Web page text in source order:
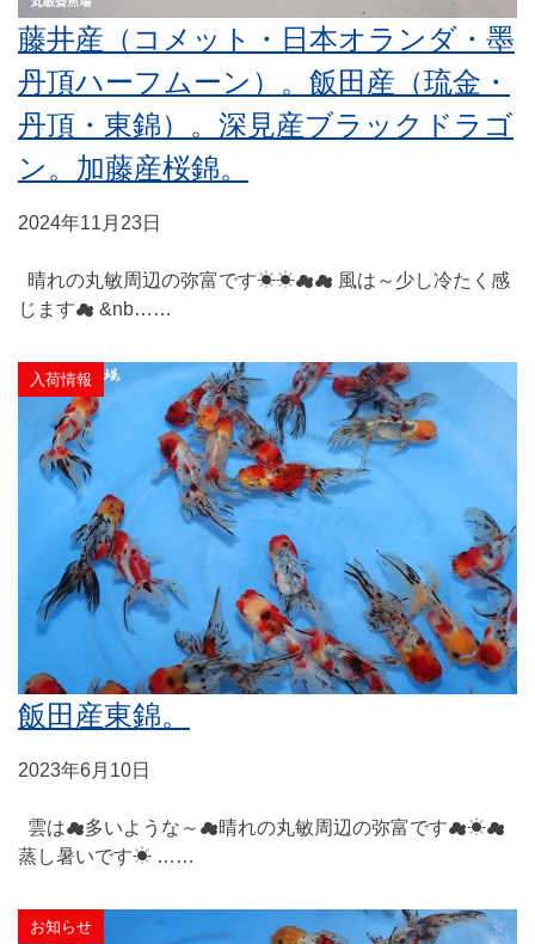
藤井産（コメット・日本オランダ・墨
丹頂ハーフムーン）。飯田産（琉金・
丹頂・東錦）。深見産ブラックドラゴ
ン。加藤産桜錦。
2024年11月23日
晴れの丸敏周辺の弥富です☀☀☁☁ 風は～少し冷たく感
じます☁ &nb……
入荷情報
飯田産東錦。
2023年6月10日
雲は☁多いような～☁晴れの丸敏周辺の弥富です☁☀☁
蒸し暑いです☀ ……
お知らせ